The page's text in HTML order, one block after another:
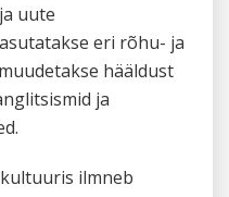
uute
eri rõhu- ja
hääldust
ja
ilmneb